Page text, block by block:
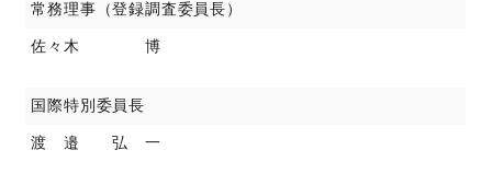
常務理事（登録調査委員長）
佐々木 博
国際特別委員長
渡 邉 弘 一